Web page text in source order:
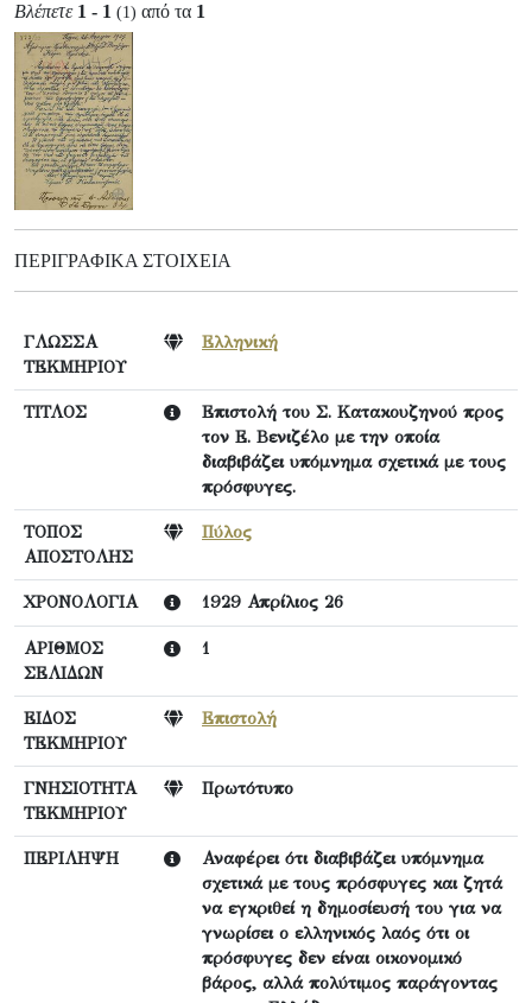
Βλέπετε 1 - 1 (1) από τα 1
ΠΕΡΙΓΡΑΦΙΚΆ ΣΤΟΙΧΕΊΑ
ΓΛΩΣΣΑ
ΤΕΚΜΗΡΙΟΥ
Ελληνική
ΤΙΤΛΟΣ
Επιστολή του Σ. Κατακουζηνού προς
τον Ε. Βενιζέλο με την οποία
διαβιβάζει υπόμνημα σχετικά με τους
πρόσφυγες.
ΤΟΠΟΣ
ΑΠΟΣΤΟΛΗΣ
Πύλος
ΧΡΟΝΟΛΟΓΙΑ 1929 Απρίλιος 26
ΑΡΙΘΜΟΣ
ΣΕΛΙΔΩΝ
1
ΕΙΔΟΣ
ΤΕΚΜΗΡΙΟΥ
Επιστολή
ΓΝΗΣΙΟΤΗΤΑ
ΤΕΚΜΗΡΙΟΥ
Πρωτότυπο
ΠΕΡΙΛΗΨΗ
Αναφέρει ότι διαβιβάζει υπόμνημα
σχετικά με τους πρόσφυγες και ζητά
να εγκριθεί η δημοσίευσή του για να
γνωρίσει ο ελληνικός λαός ότι οι
πρόσφυγες δεν είναι οικονομικό
βάρος, αλλά πολύτιμος παράγοντας